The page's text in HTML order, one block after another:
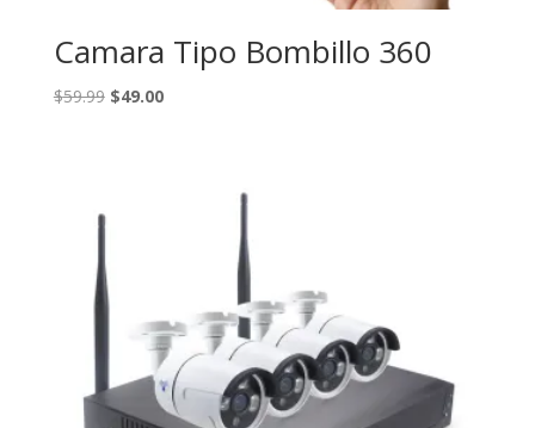
Camara Tipo Bombillo 360
$59.99 El
$49.00El